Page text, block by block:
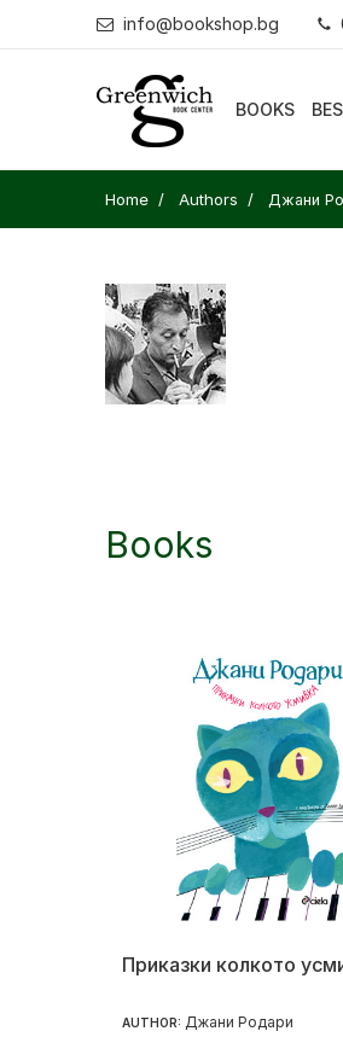
info@bookshop.bg
BOOKS
Home Authors Джани
Books
Приказки колкото
AUTHOR: Джани Родари